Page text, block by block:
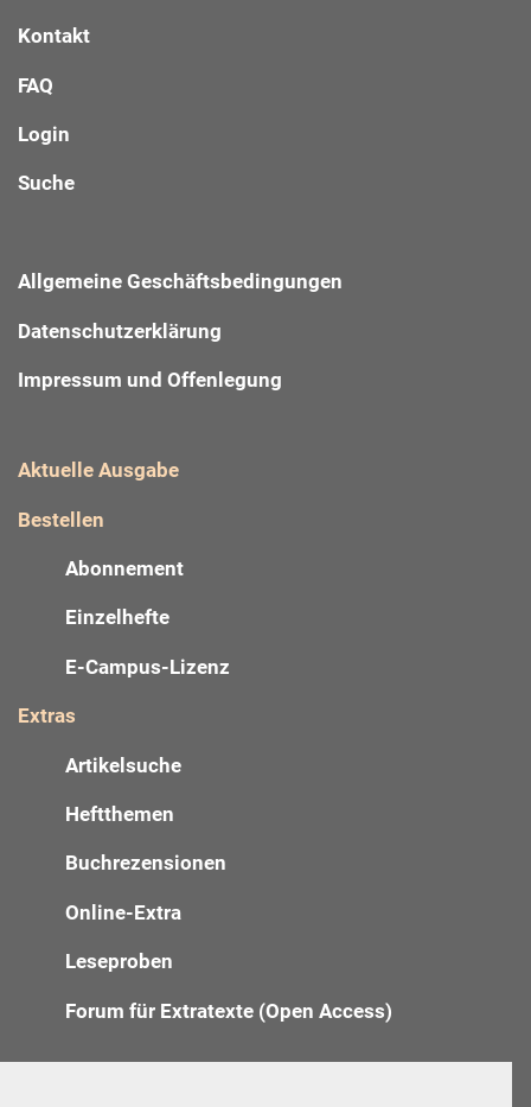
Kontakt
FAQ
Login
Suche
Allgemeine Geschäftsbedingungen
Datenschutzerklärung
Impressum und Offenlegung
Aktuelle Ausgabe
Bestellen
Abonnement
Einzelhefte
E-Campus-Lizenz
Extras
Artikelsuche
Heftthemen
Buchrezensionen
Online-Extra
Leseproben
Forum für Extratexte (Open Access)